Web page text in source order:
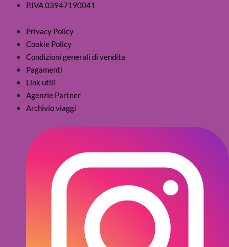
P.IVA 03947190041
Privacy Policy
Cookie Policy
Condizioni generali di vendita
Pagamenti
Link utili
Agenzie Partner
Archivio viaggi